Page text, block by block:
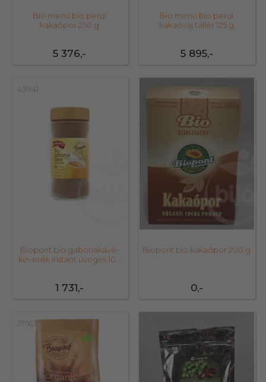
5 376,-
Bio menü bio perui
kakaópor 250 g
5 895,-
Bio menü bio perui
kakaóvaj tallér 125 g
43941
1 731,-
Biopont bio gabonakávé-
keverék instant üveges 100
0,-
Biopont bio kakaópor 200 g
21763